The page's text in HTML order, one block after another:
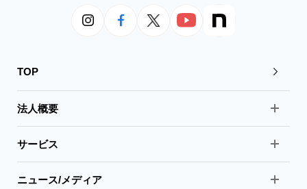
TOP
法人概要
サービス
ニュース/メディア